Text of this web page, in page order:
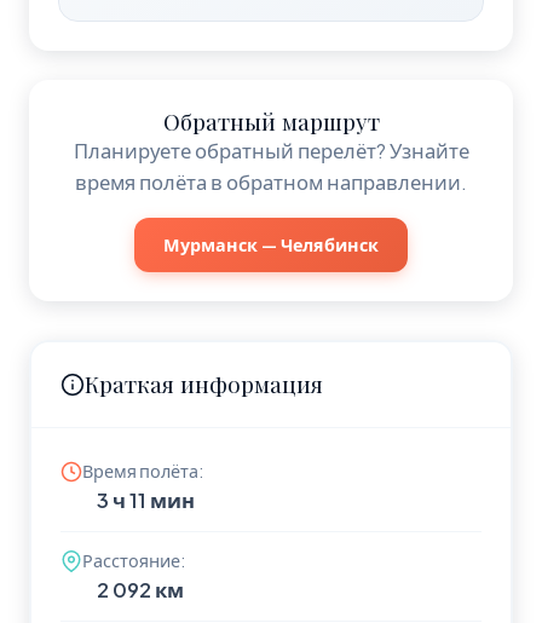
Обратный маршрут
Планируете обратный перелёт? Узнайте
время полёта в обратном направлении.
Мурманск — Челябинск
Краткая информация
Время полёта:
3 ч 11 мин
Расстояние:
2 092 км